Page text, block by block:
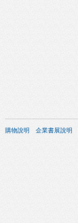
購物說明 企業書展說明